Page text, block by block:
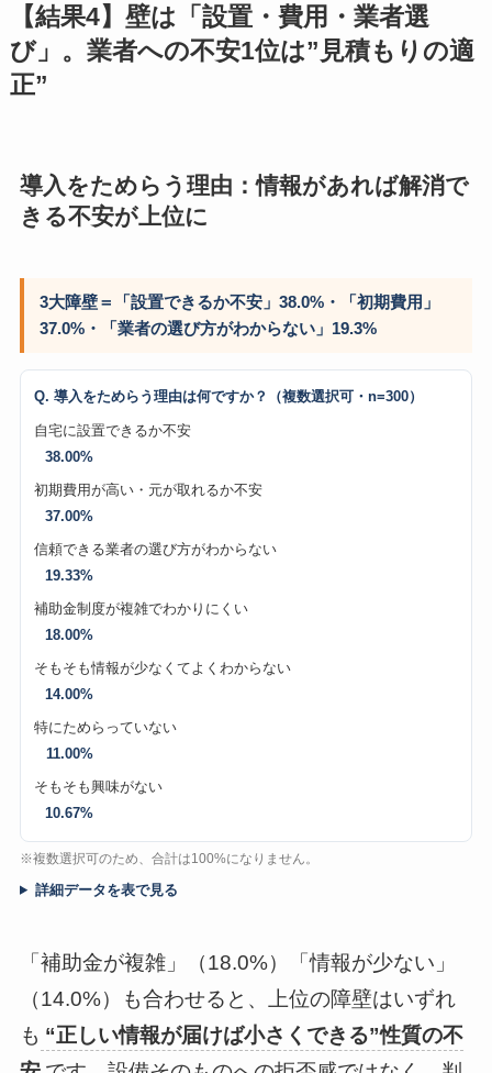
【結果4】壁は「設置・費用・業者選
び」。業者への不安1位は”見積もりの適
正”
導入をためらう理由：情報があれば解消で
きる不安が上位に
3大障壁＝「設置できるか不安」38.0%・「初期費用」
37.0%・「業者の選び方がわからない」19.3%
Q. 導入をためらう理由は何ですか？（複数選択可・n=300）
自宅に設置できるか不安
38.00%
初期費用が高い・元が取れるか不安
37.00%
信頼できる業者の選び方がわからない
19.33%
補助金制度が複雑でわかりにくい
18.00%
そもそも情報が少なくてよくわからない
14.00%
特にためらっていない
11.00%
そもそも興味がない
10.67%
※複数選択可のため、合計は100%になりません。
詳細データを表で見る
「補助金が複雑」（18.0%）「情報が少ない」
（14.0%）も合わせると、上位の障壁はいずれ
も “正しい情報が届けば小さくできる”性質の不